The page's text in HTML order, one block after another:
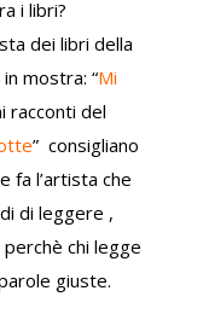
i libri?
dei libri della
mostra: “Mi
racconti del
” consigliano
fa l’artista che
di leggere ,
perchè chi legge
giuste.